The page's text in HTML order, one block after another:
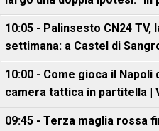
10:05 - Palinsesto CN24
settimana: a Castel di
10:00 - Come gioca il
camera tattica in partitella |
09:45 - Terza maglia rossa